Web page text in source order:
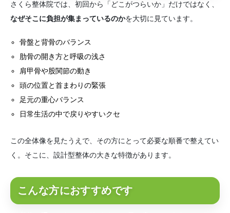
さくら整体院では、初回から「どこがつらいか」だけではなく、
なぜそこに負担が集まっているのかを大切に見ています。
骨盤と背骨のバランス
肋骨の開き方と呼吸の浅さ
肩甲骨や股関節の動き
頭の位置と首まわりの緊張
足元の重心バランス
日常生活の中で戻りやすいクセ
この全体像を見たうえで、その方にとって必要な順番で整えてい
く。そこに、設計型整体の大きな特徴があります。
こんな方におすすめです